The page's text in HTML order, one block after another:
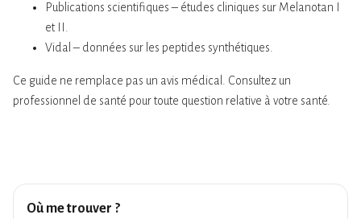
Publications scientifiques – études cliniques sur Melanotan I
et II.
Vidal – données sur les peptides synthétiques.
Ce guide ne remplace pas un avis médical. Consultez un
professionnel de santé pour toute question relative à votre santé.
Où me trouver ?